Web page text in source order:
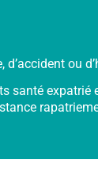
d’accident ou
santé expatrié